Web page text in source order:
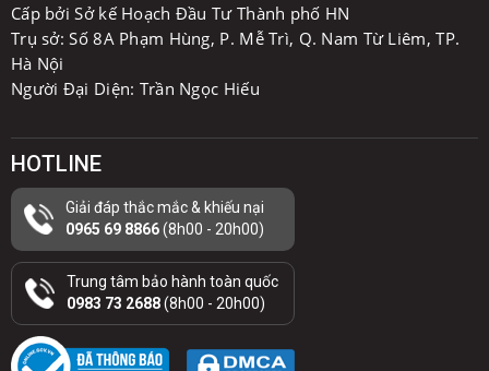
Cấp bởi Sở kế Hoạch Đầu Tư Thành phố HN
Trụ sở: Số 8A Phạm Hùng, P. Mễ Trì, Q. Nam Từ Liêm, TP.
Hà Nội
Người Đại Diện: Trần Ngọc Hiếu
HOTLINE
Giải đáp thắc mắc & khiếu nại
0965 69 8866(8h00 - 20h00)
Trung tâm bảo hành toàn quốc
0983 73 2688(8h00 - 20h00)